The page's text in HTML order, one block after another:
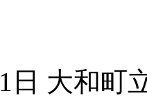
日 大和町